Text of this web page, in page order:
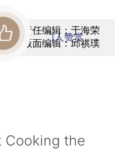
责任编辑：于海荣
版面编辑：邱祺璞
1人赞赏
Cooking the